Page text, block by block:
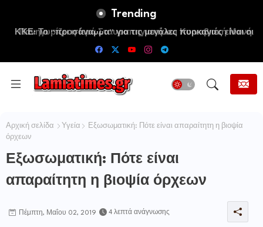
Trending
ΚΚΕ: Το “προσάναµµα” για τις μεγάλες πυρκαγιές είναι οι
τεράστιες ελλείψεις σε µέσα και προσωπικό στην
Αρχική σελίδα Υγεία
Εξωσωματική: Πότε είναι απαραίτητη η βιοψία
όρχεων
Εξωσωματική: Πότε είναι
απαραίτητη η βιοψία όρχεων
Πέμπτη, Μαΐου 02, 2019 4 λεπτά ανάγνωσης